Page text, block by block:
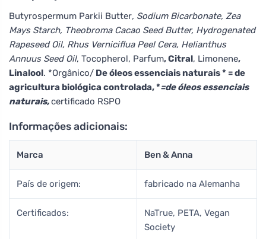
Butyrospermum Parkii Butter, Sodium Bicarbonate, Zea
Mays Starch, Theobroma Cacao Seed Butter, Hydrogenated
Rapeseed Oil, Rhus Verniciflua Peel Cera, Helianthus
Annuus Seed Oil, Tocopherol, Parfum, Citral, Limonene,
Linalool. *Orgânico/ De óleos essenciais naturais * = de
agricultura biológica controlada, *=de óleos essenciais
naturais,certificado RSPO
Informações adicionais:
Marca Ben & Anna
País de origem: fabricado na Alemanha
Certificados:
NaTrue, PETA, Vegan
Society